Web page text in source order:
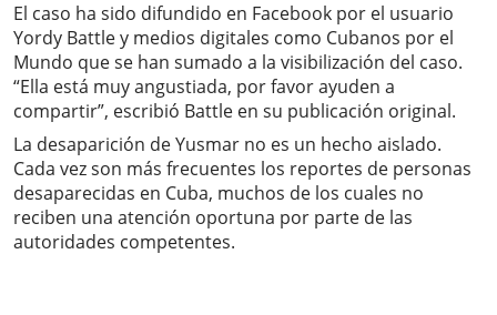
El caso ha sido difundido en Facebook por el usuario
Yordy Battle y medios digitales como Cubanos por el
Mundo que se han sumado a la visibilización del caso.
“Ella está muy angustiada, por favor ayuden a
compartir”, escribió Battle en su publicación original.
La desaparición de Yusmar no es un hecho aislado.
Cada vez son más frecuentes los reportes de personas
desaparecidas en Cuba, muchos de los cuales no
reciben una atención oportuna por parte de las
autoridades competentes.